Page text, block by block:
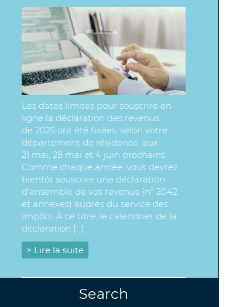
Les dates limites pour souscrire en
ligne la déclaration des revenus
de 2025 ont été fixées, selon votre
département de résidence, aux
21 mai, 28 mai et 4 juin prochains.
Comme chaque année, vous devrez
bientôt souscrire une déclaration
d’ensemble de vos revenus (n° 2042
et annexes) auprès du service des
impôts. À ce titre, le calendrier de la
déclaration […]
> Lire la suite
Search